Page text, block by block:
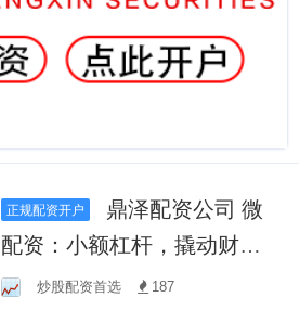
正规配资开户
配资：小额杠杆，撬动财富
新机遇！
炒股配资首选 187